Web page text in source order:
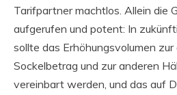
Tarifpartner machtlos. Allein die
aufgerufen und potent: In
sollte das Erhöhungsvolumen
Sockelbetrag und zur anderen
vereinbart werden, und das auf